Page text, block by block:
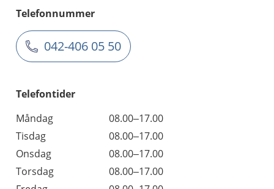
Telefonnummer
042-406 05 50
Telefontider
Måndag
08.00–17.00
Tisdag
08.00–17.00
Onsdag
08.00–17.00
Torsdag
08.00–17.00